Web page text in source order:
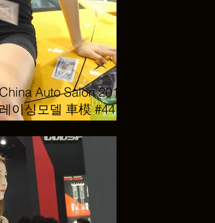
Auto Salon 2019
이싱모델 車模 #44 @